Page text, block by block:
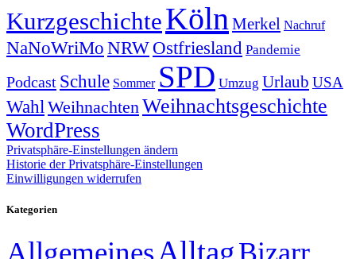
KurzgeschichteKölnMerkel Nachruf
NaNoWriMo NRWOstfriesland Pandemie
Podcast Schule Sommer SPD Umzug Urlaub USA
Wahl WeihnachtenWeihnachtsgeschichte
WordPress
Privatsphäre-Einstellungen ändern
Historie der Privatsphäre-Einstellungen
Einwilligungen widerrufen
Kategorien
Alltag